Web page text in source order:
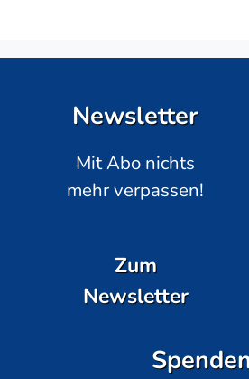
Newsletter
Mit Abo nichts
mehr verpassen!
Zum
Newsletter